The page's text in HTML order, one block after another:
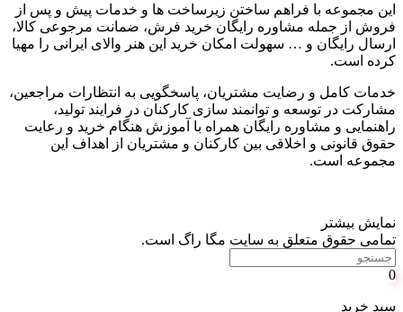
این مجموعه با فراهم ساختن زیرساخت ها و خدمات پیش و پس از
فروش از جمله مشاوره رایگان خرید فرش، ضمانت مرجوعی کالا،
ارسال رایگان و … سهولت امکان خرید این هنر والای ایرانی را مهیا
کرده است.
خدمات کامل و رضایت مشتریان، پاسخگویی به انتظارات مراجعین،
مشارکت در توسعه و توانمند سازی کارکنان در فرایند تولید،
راهنمایی و مشاوره رایگان همراه با آموزش هنگام خرید و رعایت
حقوق قانونی و اخلاقی بین کارکنان و مشتریان از اهداف این
مجموعه است.
نمایش بیشتر
تمامی حقوق متعلق به سایت مگا راگ است.
0
سبد خرید